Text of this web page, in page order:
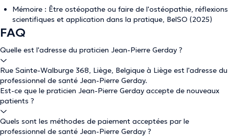
Mémoire : Être ostéopathe ou faire de l'ostéopathie, réflexions
scientifiques et application dans la pratique, BelSO (2025)
FAQ
Quelle est l'adresse du praticien Jean-Pierre Gerday ?
Rue Sainte-Walburge 368, Liège, Belgique à Liège est l'adresse du
professionnel de santé Jean-Pierre Gerday.
Est-ce que le praticien Jean-Pierre Gerday accepte de nouveaux
patients ?
Quels sont les méthodes de paiement acceptées par le
professionnel de santé Jean-Pierre Gerday ?